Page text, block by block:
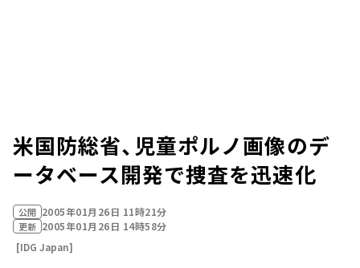
米国防総省、児童ポルノ画像のデ
ータベース開発で捜査を迅速化
公開 2005年01月26日 11時21分
更新 2005年01月26日 14時58分
[IDG Japan]